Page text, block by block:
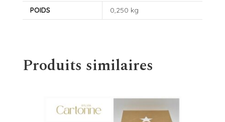
POIDS 0,250 kg
Produits similaires